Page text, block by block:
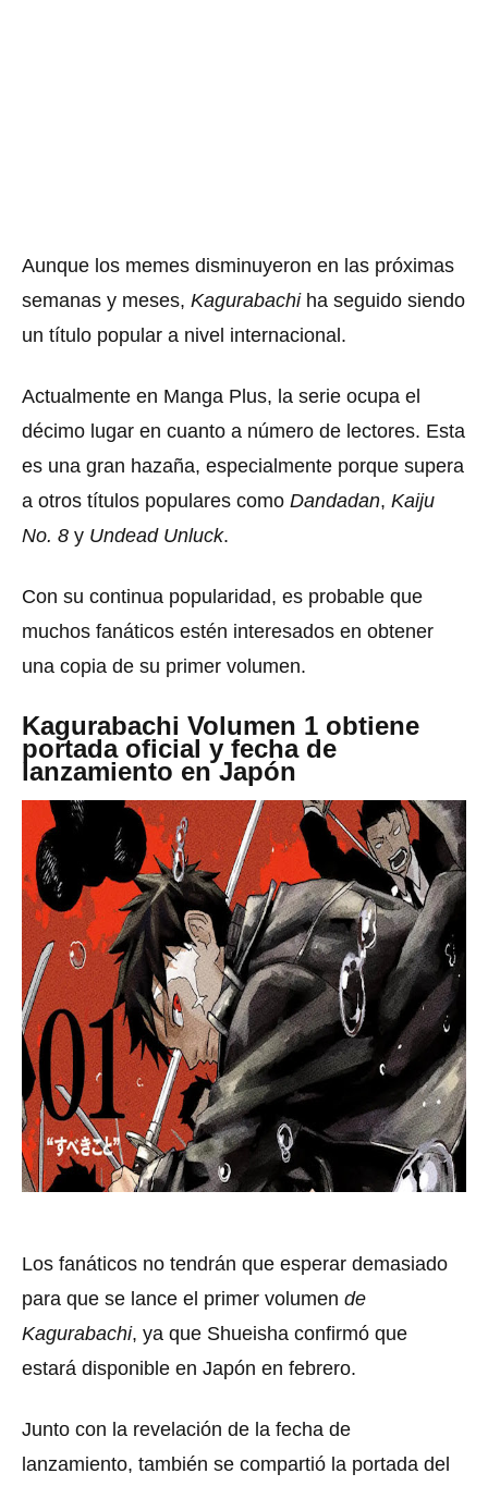
Aunque los memes disminuyeron en las próximas
semanas y meses, Kagurabachiha seguido siendo
un título popular a nivel internacional.
Actualmente en Manga Plus, la serie ocupa el
décimo lugar en cuanto a número de lectores. Esta
es una gran hazaña, especialmente porque supera
a otros títulos populares como Dandadan, Kaiju
No. 8 y Undead Unluck.
Con su continua popularidad, es probable que
muchos fanáticos estén interesados ​​en obtener
una copia de su primer volumen.
Kagurabachi Volumen 1 obtiene
portada oficial y fecha de
lanzamiento en Japón
Los fanáticos no tendrán que esperar demasiado
para que se lance el primer volumen de
Kagurabachi, ya que Shueisha confirmó que
estará disponible en Japón en febrero.
Junto con la revelación de la fecha de
lanzamiento, también se compartió la portada del